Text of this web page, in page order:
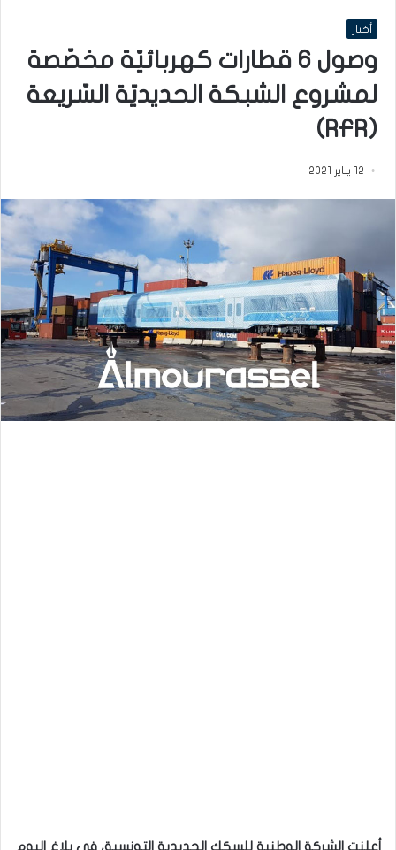
أخبار
وصول 6 قطارات كهربائيّة مخصّصة
لمشروع الشبكة الحديديّة السّريعة
(RFR)
12 يناير 2021
أعلنت الشركة الوطنية للسكك الحديدية التونسية، في بلاغ اليوم